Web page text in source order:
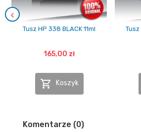
Tusz HP 338 BLACK 11ml
165,00 zł
 Koszyk
Tusz
Komentarze (0)